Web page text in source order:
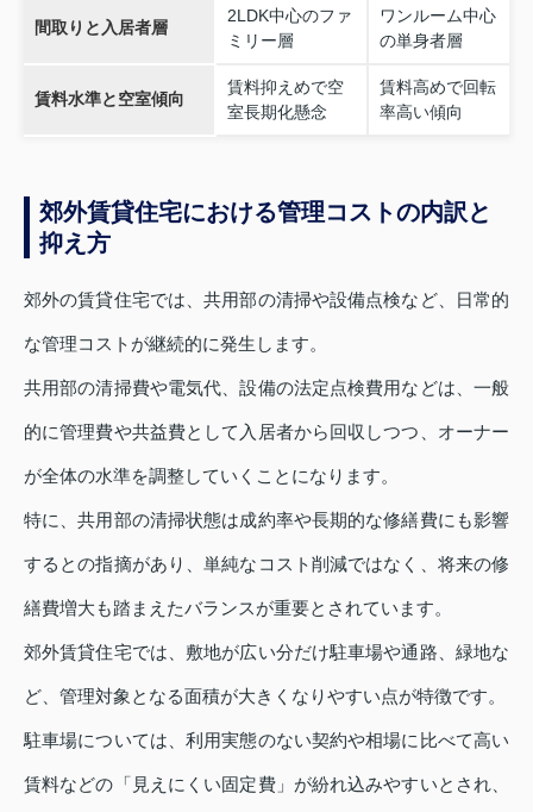
間取りと入居者層
2LDK中心のファ
ミリー層
ワンルーム中心
の単身者層
賃料水準と空室傾向
賃料抑えめで空
室長期化懸念
賃料高めで回転
率高い傾向
郊外賃貸住宅における管理コストの内訳と
抑え方
郊外の賃貸住宅では、共用部の清掃や設備点検など、日常的
な管理コストが継続的に発生します。
共用部の清掃費や電気代、設備の法定点検費用などは、一般
的に管理費や共益費として入居者から回収しつつ、オーナー
が全体の水準を調整していくことになります。
特に、共用部の清掃状態は成約率や長期的な修繕費にも影響
するとの指摘があり、単純なコスト削減ではなく、将来の修
繕費増大も踏まえたバランスが重要とされています。
郊外賃貸住宅では、敷地が広い分だけ駐車場や通路、緑地な
ど、管理対象となる面積が大きくなりやすい点が特徴です。
駐車場については、利用実態のない契約や相場に比べて高い
賃料などの「見えにくい固定費」が紛れ込みやすいとされ、